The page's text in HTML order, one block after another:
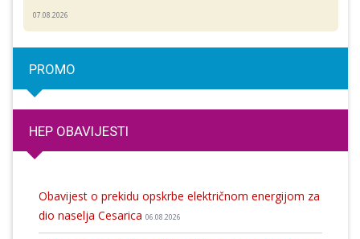
07.08.2026
PROMO
HEP OBAVIJESTI
Obavijest o prekidu opskrbe električnom energijom za
dio naselja Cesarica 06.08.2026